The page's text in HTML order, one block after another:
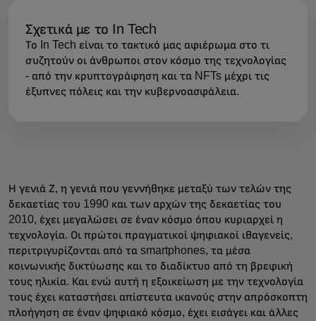
Σχετικά με το In Tech
Το In Tech είναι το τακτικό μας αφιέρωμα στο τι
συζητούν οι άνθρωποι στον κόσμο της τεχνολογίας
- από την κρυπτογράφηση και τα NFTs μέχρι τις
έξυπνες πόλεις και την κυβερνοασφάλεια.
Η γενιά Ζ, η γενιά που γεννήθηκε μεταξύ των τελών της
δεκαετίας του 1990 και των αρχών της δεκαετίας του
2010, έχει μεγαλώσει σε έναν κόσμο όπου κυριαρχεί η
τεχνολογία. Οι πρώτοι πραγματικοί ψηφιακοί ιθαγενείς,
περιτριγυρίζονται από τα smartphones, τα μέσα
κοινωνικής δικτύωσης και το διαδίκτυο από τη βρεφική
τους ηλικία. Και ενώ αυτή η εξοικείωση με την τεχνολογία
τους έχει καταστήσει απίστευτα ικανούς στην απρόσκοπτη
πλοήγηση σε έναν ψηφιακό κόσμο, έχει εισάγει και άλλες